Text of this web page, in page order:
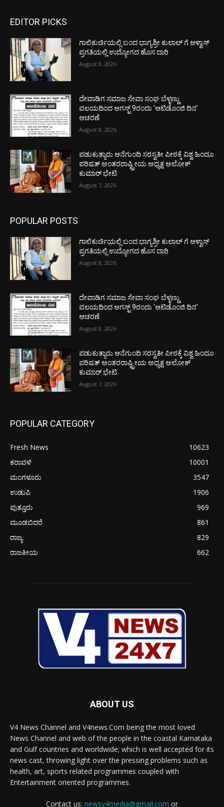
EDITOR PICKS
ಗಾಲಿಕುರ್ಚಿಯಲ್ಲಿ ಬಂದ ಭಾಗ್ಯಶ್ರೀ ಕುಲಾಲ್ ಗೆ ಆಳ್ವಾಸ್
ಪ್ರಗತಿಯಲ್ಲಿ ಉದ್ಯೋಗದ ಹೊಸ ದಾರಿ
August 8, 2026
ದೇವಾಡಿಗ ಸಮಾಜ ಸೇವಾ ಸಂಘ ಬೆಳ್ಳಣ್ಣು
ವಲಯದಿಂದ ಆಗಸ್ಟ್ 9ರಂದು ‘ಆಟಿಡೊಂಜಿ ದಿನ’
ಆಚರಣೆ
August 8, 2026
ಪಡುಕುತ್ಯಾರು ಆನೆಗುಂದಿ ಸರಸ್ವತೀ ಪೀಠಕ್ಕೆ ವಿಶ್ವ ಹಿಂದೂ
ಪರಿಷತ್ ಅಂತರರಾಷ್ಟ್ರೀಯ ಅಧ್ಯಕ್ಷ ಅಲೋಕ್
ಕುಮಾರ್ ಭೇಟಿ
August 7, 2026
POPULAR POSTS
ಗಾಲಿಕುರ್ಚಿಯಲ್ಲಿ ಬಂದ ಭಾಗ್ಯಶ್ರೀ ಕುಲಾಲ್ ಗೆ ಆಳ್ವಾಸ್
ಪ್ರಗತಿಯಲ್ಲಿ ಉದ್ಯೋಗದ ಹೊಸ ದಾರಿ
August 8, 2026
ದೇವಾಡಿಗ ಸಮಾಜ ಸೇವಾ ಸಂಘ ಬೆಳ್ಳಣ್ಣು
ವಲಯದಿಂದ ಆಗಸ್ಟ್ 9ರಂದು ‘ಆಟಿಡೊಂಜಿ ದಿನ’
ಆಚರಣೆ
August 8, 2026
ಪಡುಕುತ್ಯಾರು ಆನೆಗುಂದಿ ಸರಸ್ವತೀ ಪೀಠಕ್ಕೆ ವಿಶ್ವ ಹಿಂದೂ
ಪರಿಷತ್ ಅಂತರರಾಷ್ಟ್ರೀಯ ಅಧ್ಯಕ್ಷ ಅಲೋಕ್
ಕುಮಾರ್ ಭೇಟಿ
August 7, 2026
POPULAR CATEGORY
Fresh News
10623
ಕರಾವಳಿ
10001
ಮಂಗಳೂರು
3547
ಉಡುಪಿ
1906
ಪುತ್ತೂರು
969
ಮೂಡಬಿದರೆ
861
ರಾಜ್ಯ
829
ರಾಜಕೀಯ
662
ABOUT US
V4 News Channel and V4news.Com being the most loved
News Channel and web of the people in the coastal Karnataka
and Gulf countries and worldwide; which is well accepted for its
news cast, throwing light over the pressing problems such as
health, art, sports related programmes coupled with
Entertainment oriented programmes.
Contact us: newsv4media@gmail.com or